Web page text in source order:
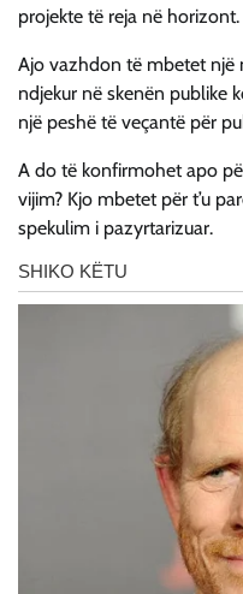
projekte të reja në horizont.
Ajo vazhdon të mbetet një
ndjekur në skenën publike
një peshë të veçantë për
A do të konfirmohet apo
vijim? Kjo mbetet për t’u
spekulim i pazyrtarizuar.